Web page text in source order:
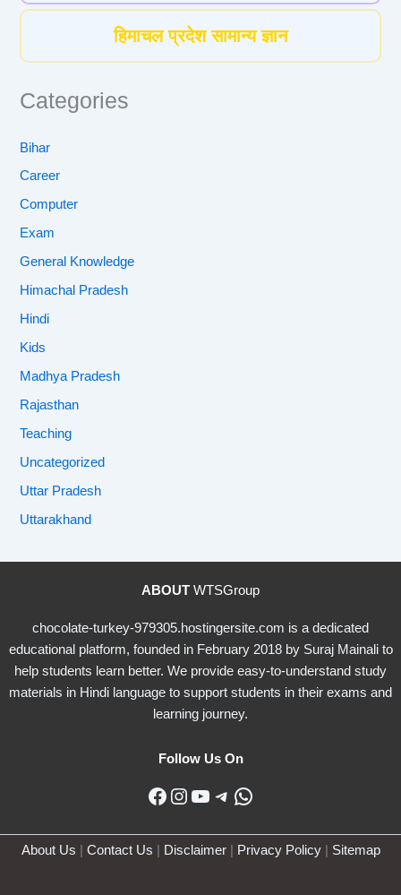
हिमाचल प्रदेश सामान्य ज्ञान
Categories
Bihar
Career
Computer
Exam
General Knowledge
Himachal Pradesh
Hindi
Kids
Madhya Pradesh
Rajasthan
Teaching
Uncategorized
Uttar Pradesh
Uttarakhand
ABOUT WTSGroup
chocolate-turkey-979305.hostingersite.com is a dedicated
educational platform, founded in February 2018 by Suraj Mainali to
help students learn better. We provide easy-to-understand study
materials in Hindi language to support students in their exams and
learning journey.
Follow Us On
Facebook
Instagram
YouTube
Telegram
WhatsApp
About Us Contact Us Disclaimer| Privacy Policy| Sitemap